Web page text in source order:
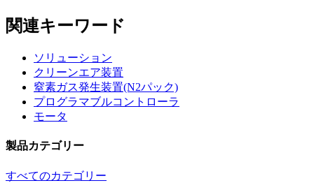
関連キーワード
ソリューション
クリーンエア装置
窒素ガス発生装置(N2パック)
プログラマブルコントローラ
モータ
製品カテゴリー
すべてのカテゴリー